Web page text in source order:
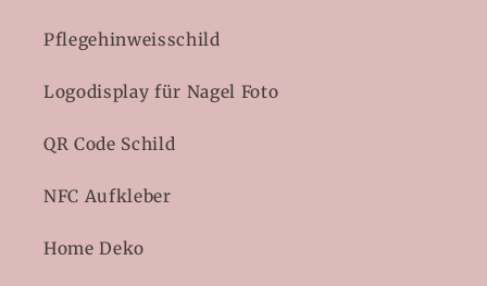
Pflegehinweisschild
Logodisplay für Nagel Foto
QR Code Schild
NFC Aufkleber
Home Deko